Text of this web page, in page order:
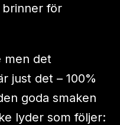
brinner för
men det
just det – 100%
goda smaken
lyder som följer: